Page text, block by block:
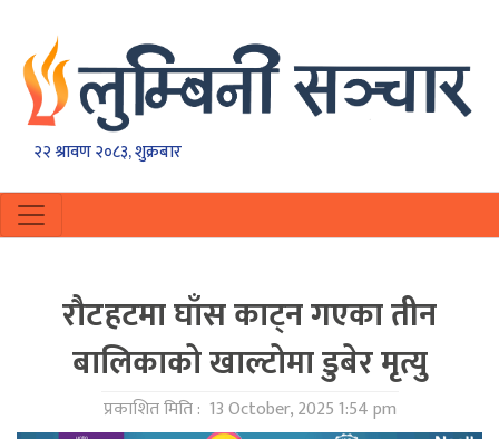
२२ श्रावण २०८३, शुक्रबार
राैटहटमा घाँस काट्न गएका तीन
बालिकाको खाल्टोमा डुबेर मृत्यु
प्रकाशित मिति : 13 October, 2025 1:54 pm